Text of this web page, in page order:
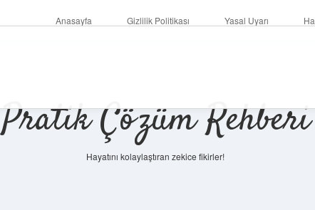
Anasayfa Gizlilik Politikası Yasal Uyarı
Pratik Çözüm Rehberi
Hayatını kolaylaştıran zekice fikirler!